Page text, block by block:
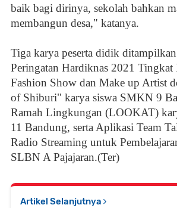
baik bagi dirinya, sekolah bahkan
membangun desa," katanya.
Tiga karya peserta didik
Peringatan Hardiknas 2021
Fashion Show dan Make up Artist
of Shiburi" karya siswa SMKN 9
Ramah Lingkungan (LOOKAT)
11 Bandung, serta Aplikasi Team
Radio Streaming untuk
SLBN A Pajajaran.(Ter)
Artikel Selanjutnya